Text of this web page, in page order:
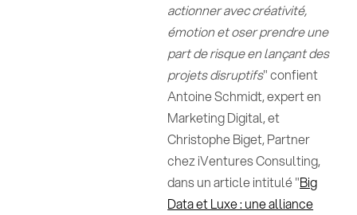
actionner avec créativité,
émotion et oser prendre une
part de risque en lançant des
projets disruptifs" confient
Antoine Schmidt, expert en
Marketing Digital, et
Christophe Biget, Partner
chez iVentures Consulting,
dans un article intitulé "Big
Data et Luxe : une alliance